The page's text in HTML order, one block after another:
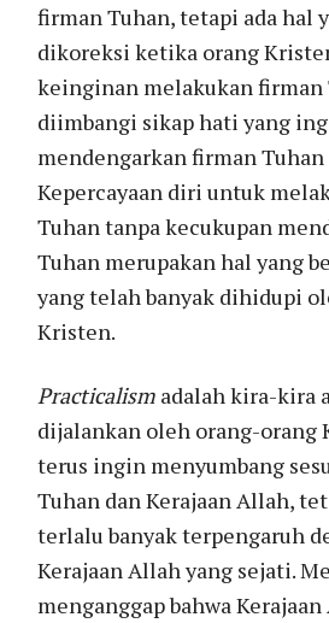
firman Tuhan, tetapi ada hal
dikoreksi ketika orang
keinginan melakukan firman
diimbangi sikap hati yang
mendengarkan firman Tuhan
Kepercayaan diri untuk
Tuhan tanpa kecukupan
Tuhan merupakan hal yang
yang telah banyak dihidupi
Kristen.
Practicalism adalah kira-kira
dijalankan oleh orang-orang
terus ingin menyumbang
Tuhan dan Kerajaan Allah,
terlalu banyak terpengaruh
Kerajaan Allah yang sejati.
menganggap bahwa